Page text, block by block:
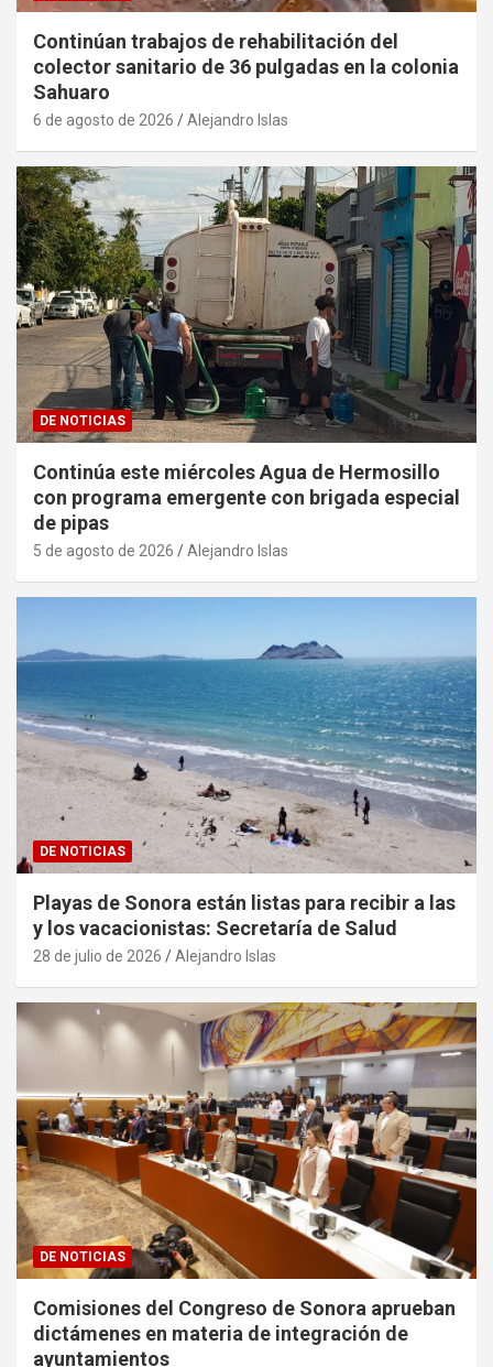
Continúan trabajos de rehabilitación del
colector sanitario de 36 pulgadas en la colonia
Sahuaro
6 de agosto de 2026 Alejandro Islas
DE NOTICIAS
Continúa este miércoles Agua de Hermosillo
con programa emergente con brigada especial
de pipas
5 de agosto de 2026 Alejandro Islas
DE NOTICIAS
Playas de Sonora están listas para recibir a las
y los vacacionistas: Secretaría de Salud
28 de julio de 2026 Alejandro Islas
DE NOTICIAS
Comisiones del Congreso de Sonora aprueban
dictámenes en materia de integración de
ayuntamientos